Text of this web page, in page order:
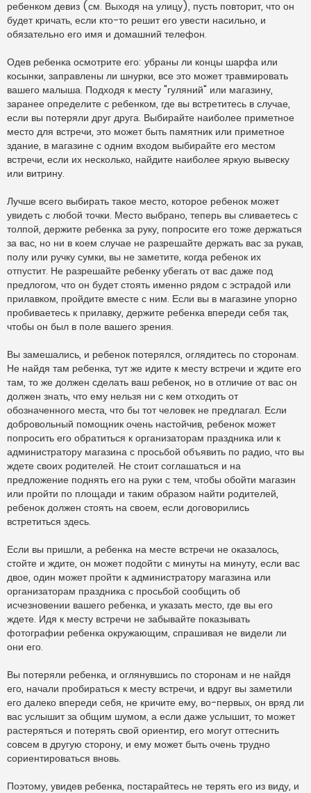
ребенком девиз (см. Выходя на улицу), пусть повторит, что он
будет кричать, если кто-то решит его увести насильно, и
обязательно его имя и домашний телефон.
Одев ребенка осмотрите его: убраны ли концы шарфа или
косынки, заправлены ли шнурки, все это может травмировать
вашего малыша. Подходя к месту "гуляний" или магазину,
заранее определите с ребенком, где вы встретитесь в случае,
если вы потеряли друг друга. Выбирайте наиболее приметное
место для встречи, это может быть памятник или приметное
здание, в магазине с одним входом выбирайте его местом
встречи, если их несколько, найдите наиболее яркую вывеску
или витрину.
Лучше всего выбирать такое место, которое ребенок может
увидеть с любой точки. Место выбрано, теперь вы сливаетесь с
толпой, держите ребенка за руку, попросите его тоже держаться
за вас, но ни в коем случае не разрешайте держать вас за рукав,
полу или ручку сумки, вы не заметите, когда ребенок их
отпустит. Не разрешайте ребенку убегать от вас даже под
предлогом, что он будет стоять именно рядом с эстрадой или
прилавком, пройдите вместе с ним. Если вы в магазине упорно
пробиваетесь к прилавку, держите ребенка впереди себя так,
чтобы он был в поле вашего зрения.
Вы замешались, и ребенок потерялся, оглядитесь по сторонам.
Не найдя там ребенка, тут же идите к месту встречи и ждите его
там, то же должен сделать ваш ребенок, но в отличие от вас он
должен знать, что ему нельзя ни с кем отходить от
обозначенного места, что бы тот человек не предлагал. Если
добровольный помощник очень настойчив, ребенок может
попросить его обратиться к организаторам праздника или к
администратору магазина с просьбой объявить по радио, что вы
ждете своих родителей. Не стоит соглашаться и на
предложение поднять его на руки с тем, чтобы обойти магазин
или пройти по площади и таким образом найти родителей,
ребенок должен стоять на своем, если договорились
встретиться здесь.
Если вы пришли, а ребенка на месте встречи не оказалось,
стойте и ждите, он может подойти с минуты на минуту, если вас
двое, один может пройти к администратору магазина или
организаторам праздника с просьбой сообщить об
исчезновении вашего ребенка, и указать место, где вы его
ждете. Идя к месту встречи не забывайте показывать
фотографии ребенка окружающим, спрашивая не видели ли
они его.
Вы потеряли ребенка, и оглянувшись по сторонам и не найдя
его, начали пробираться к месту встречи, и вдруг вы заметили
его далеко впереди себя, не кричите ему, во-первых, он вряд ли
вас услышит за общим шумом, а если даже услышит, то может
растеряться и потерять свой ориентир, его могут оттеснить
совсем в другую сторону, и ему может быть очень трудно
сориентироваться вновь.
Поэтому, увидев ребенка, постарайтесь не терять его из виду, и